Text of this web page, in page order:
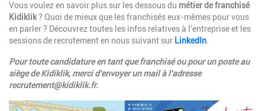
Vous voulez en savoir plus sur les dessous du métier de franchisé
Kidiklik? Quoi de mieux que les franchisés eux-mêmes pour vous
en parler ? Découvrez toutes les infos relatives à l'entreprise et les
sessions de recrutement en nous suivant sur LinkedIn.
Pour toute candidature en tant que franchisé ou pour un poste au
siège de Kidiklik, merci d'envoyer un mail à l'adresse
recrutement@kidiklik.fr.